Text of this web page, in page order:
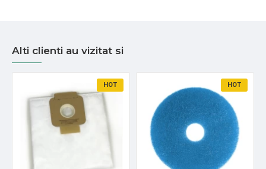
Alti clienti au vizitat si
HOT HOT